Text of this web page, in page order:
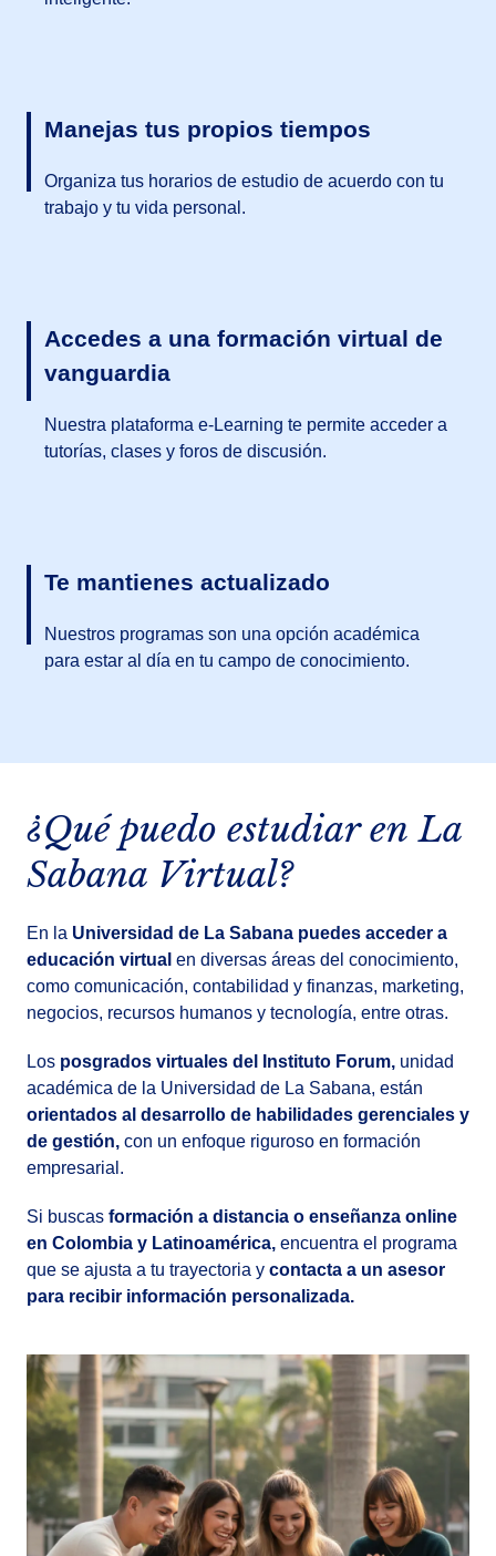
Manejas tus propios tiempos
Organiza tus horarios de estudio de acuerdo con tu
trabajo y tu vida personal.
Accedes a una formación virtual de
vanguardia
Nuestra plataforma e-Learning te permite acceder a
tutorías, clases y foros de discusión.
Te mantienes actualizado
Nuestros programas son una opción académica
para estar al día en tu campo de conocimiento.
¿Qué puedo estudiar en La
Sabana Virtual?
En la Universidad de La Sabana puedes acceder a
educación virtual en diversas áreas del conocimiento,
como comunicación, contabilidad y finanzas, marketing,
negocios, recursos humanos y tecnología, entre otras.
Los posgrados virtuales del Instituto Forum, unidad
académica de la Universidad de La Sabana, están
orientados al desarrollo de habilidades gerenciales y
de gestión, con un enfoque riguroso en formación
empresarial.
Si buscas formación a distancia o enseñanza online
en Colombia y Latinoamérica, encuentra el programa
que se ajusta a tu trayectoria y contacta a un asesor
para recibir información personalizada.